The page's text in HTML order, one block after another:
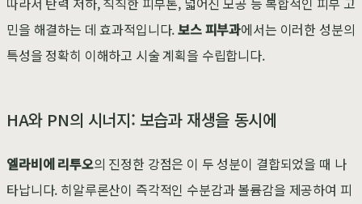
민을 해결하는 데 효과적입니다.보스 피부과에서는 이러한 성분의
특성을 정확히 이해하고 시술 계획을 수립합니다.
HA와 PN의 시너지: 보습과 재생을 동시에
엘라비에 리투오의 진정한 강점은 이 두 성분이 결합되었을 때 나
타납니다. 히알루론산이 즉각적인 수분감과 볼륨감을 제공하여 피